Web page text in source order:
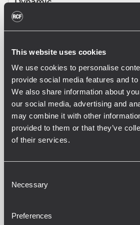
This website uses cookies
We use cookies to personalise
provide social media features and
We also share information about
our social media, advertising and
may combine it with other
provided to them or that they’ve
of their services.
Selection
Necessary
Preferences
Directivité
50 Hz - 17 kHz
SPÉCIFICATIONS CONSOLE
Type de console
Emergency
DXT 7000
Yes
Yes